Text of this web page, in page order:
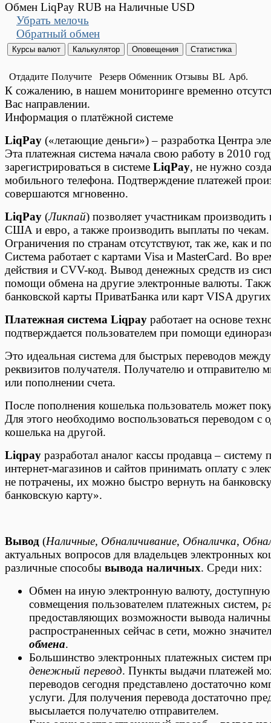
Обмен LiqPay RUB на Наличные USD
Убрать мелочь
Обратный обмен
Отдадите Получите Резерв Обменник Отзывы BL Арб.
К сожалению, в нашем мониторинге временно
Вас направлении.
Информация о платёжной системе
LiqPay («летающие деньги») – разработка Центра
Эта платежная система начала свою работу в 2010
зарегистрироваться в системе LiqPay, не нужно
мобильного телефона. Подтверждение платежей
совершаются мгновенно.
LiqPay (Ликпай) позволяет участникам
США и евро, а также производить выплаты по чекам.
Ограничения по странам отсутствуют, так же, как
Система работает с картами Visa и MasterCard. Во
действия и CVV-код. Вывод денежных средств из
помощи обмена на другие электронные валюты.
банковской карты ПриватБанка или карт VISA
Платежная система Liqpay работает на основе
подтверждается пользователем при помощи
Это идеальная система для быстрых переводов
реквизитов получателя. Получателю и
или пополнении счета.
После пополнения кошелька пользователь может
Для этого необходимо воспользоваться переводом с
кошелька на другой.
Liqpay разработал аналог кассы продавца – систему
интернет-магазинов и сайтов принимать оплату с
не потрачены, их можно быстро вернуть на
банковскую карту».
Вывод (Наличные, Обналичивание, Обналичка,
актуальных вопросов для владельцев электронных
различные способы вывода наличных. Среди них:
Обмен на иную электронную валюту, доступную
совмещения пользователем платежных систем,
предоставляющих возможности вывода
распространенных сейчас в сети, можно
обмена.
Большинство электронных платежных систем
денежный перевод. Пункты выдачи платежей
переводов сегодня представлено достаточно
услуги. Для получения перевода достаточно
высылается получателю отправителем.